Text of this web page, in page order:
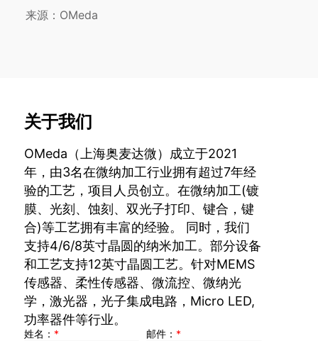
来源：OMeda
关于我们
OMeda（上海奥麦达微）成立于2021
年，由3名在微纳加工行业拥有超过7年经
验的工艺，项目人员创立。在微纳加工(镀
膜、光刻、蚀刻、双光子打印、键合，键
合)等工艺拥有丰富的经验。 同时，我们
支持4/6/8英寸晶圆的纳米加工。部分设备
和工艺支持12英寸晶圆工艺。针对MEMS
传感器、柔性传感器、微流控、微纳光
学，激光器，光子集成电路，Micro LED,
功率器件等行业。
姓名： * 邮件： *